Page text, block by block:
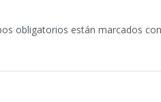
obligatorios están marcados con